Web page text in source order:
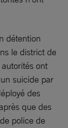
détention
le district de
ont
suicide par
des
que des
police de